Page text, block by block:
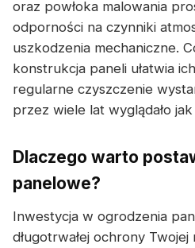
oraz powłoka malowania
odporności na czynniki
uszkodzenia mechaniczne.
konstrukcja paneli ułatwia
regularne czyszczenie
przez wiele lat wyglądało
Dlaczego warto
panelowe?
Inwestycja w ogrodzenia
długotrwałej ochrony